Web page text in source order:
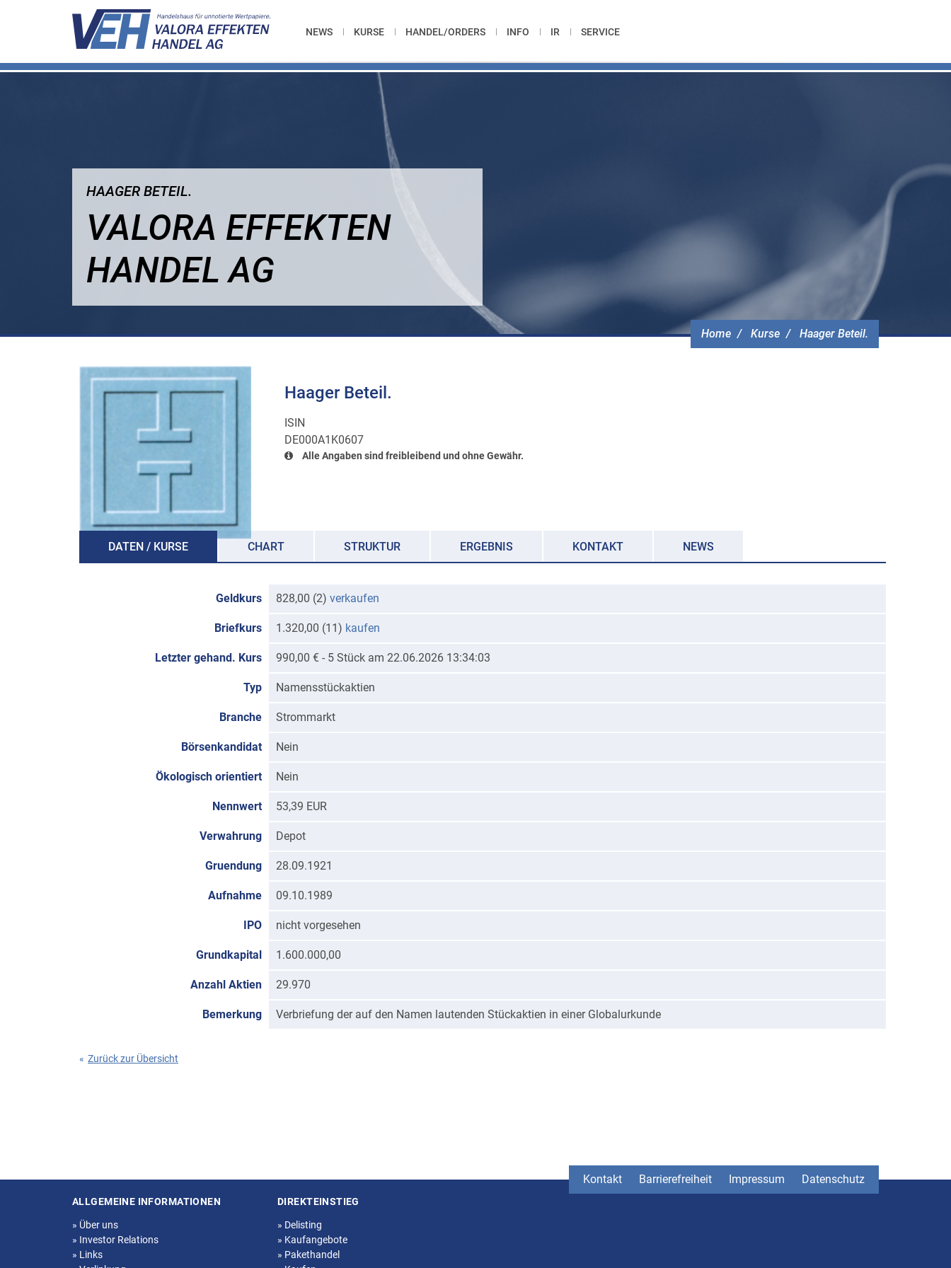
NEWS KURSE HANDEL/ORDERS INFO IR SERVICE
Home Kurse Haager Beteil.
HAAGER BETEIL.
VALORA EFFEKTEN
HANDEL AG
Haager Beteil.
ISIN
DE000A1K0607
Alle Angaben sind freibleibend und ohne Gewähr.
DATEN / KURSE CHART STRUKTUR ERGEBNIS KONTAKT NEWS
Geldkurs 828,00 (2) verkaufen
Briefkurs 1.320,00 (11) kaufen
Letzter gehand. Kurs 990,00 € - 5 Stück am 22.06.2026 13:34:03
Typ Namensstückaktien
Branche Strommarkt
Börsenkandidat Nein
Ökologisch orientiert Nein
Nennwert 53,39 EUR
Verwahrung Depot
Gruendung 28.09.1921
Aufnahme 09.10.1989
IPO nicht vorgesehen
Grundkapital 1.600.000,00
Anzahl Aktien 29.970
Bemerkung Verbriefung der auf den Namen lautenden Stückaktien in einer Globalurkunde
« Zurück zur Übersicht
Kontakt Barrierefreiheit Impressum Datenschutz
Seitenstruktur
ALLGEMEINE INFORMATIONEN
» Über uns
» Investor Relations
» Links
DIREKTEINSTIEG
» Delisting
» Kaufangebote
» Pakethandel